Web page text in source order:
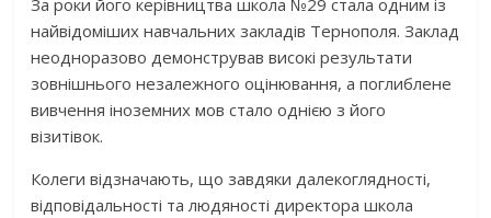
За роки його керівництва школа №29 стала одним із
найвідоміших навчальних закладів Тернополя. Заклад
неодноразово демонстрував високі результати
зовнішнього незалежного оцінювання, а поглиблене
вивчення іноземних мов стало однією з його
візитівок.
Колеги відзначають, що завдяки далекоглядності,
відповідальності та людяності директора школа